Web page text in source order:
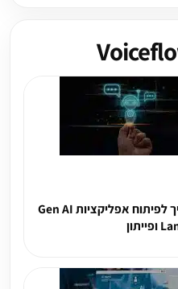
איך בונים צ'אטבוט חכם? מדריך לפיתוח אפליקציות Gen AI